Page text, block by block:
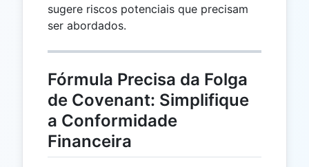
sugere riscos potenciais que precisam
ser abordados.
Fórmula Precisa da Folga
de Covenant: Simplifique
a Conformidade
Financeira